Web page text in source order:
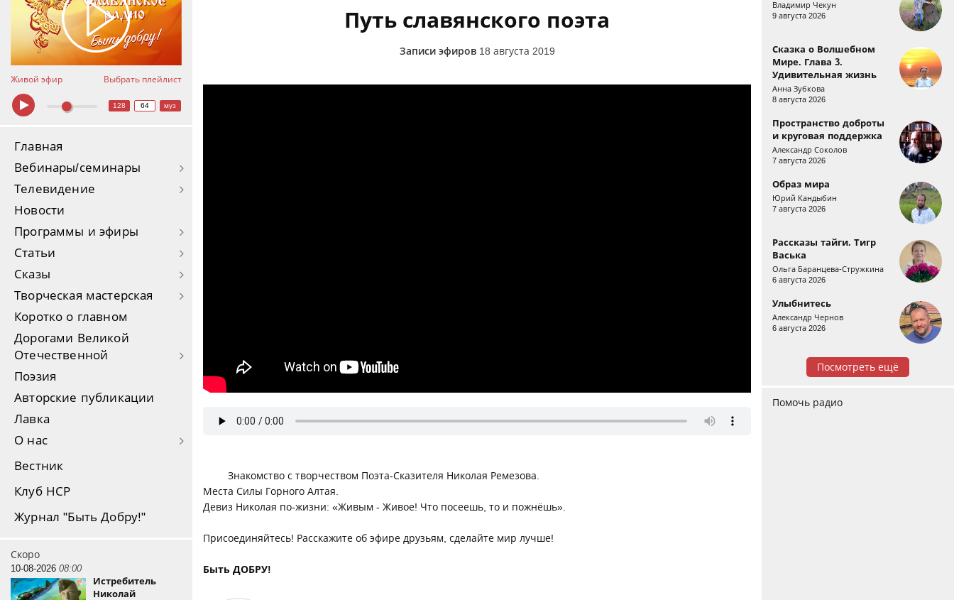
Живой эфир Выбрать плейлист
128 64 муз
Главная
Вебинары/семинары
Телевидение
Новости
Программы и эфиры
Статьи
Сказы
Творческая мастерская
Коротко о главном
Дорогами Великой
Отечественной
Поэзия
Авторские публикации
Лавка
О нас
Вестник
Клуб НСР
Журнал "Быть Добру!"
Скоро
10-08-2026 08:00
Истребитель
Николай
Путь славянского поэта
Записи эфиров 18 августа 2019
Знакомство с творчеством Поэта-Сказителя Николая Ремезова.
Места Силы Горного Алтая.
Девиз Николая по-жизни: «Живым - Живое! Что посеешь, то и пожнёшь».
Присоединяйтесь! Расскажите об эфире друзьям, сделайте мир лучше!
Быть ДОБРУ!
Владимир Чекун
9 августа 2026
Сказка о Волшебном
Мире. Глава 3.
Удивительная жизнь
Анна Зубкова
8 августа 2026
Пространство доброты
и круговая поддержка
Александр Соколов
7 августа 2026
Образ мира
Юрий Кандыбин
7 августа 2026
Рассказы тайги. Тигр
Васька
Ольга Баранцева-Стружкина
6 августа 2026
Улыбнитесь
Александр Чернов
6 августа 2026
Посмотреть ещё
Помочь радио